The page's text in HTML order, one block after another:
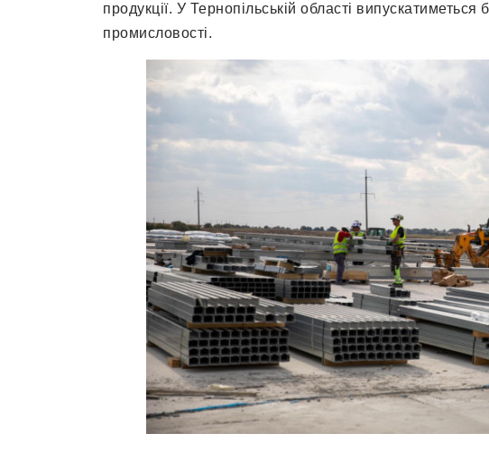
продукції. У Тернопільській області
промисловості.